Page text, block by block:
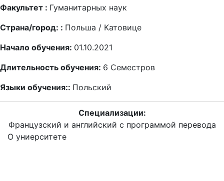
Факультет : Гуманитарных наук
Страна/город: : Польша / Катовице
Начало обучения: 01.10.2021
Длительность обучения: 6 Семестров
Языки обучения:: Польский
Специализации:
Французский и английский с программой перевода
О униерситете